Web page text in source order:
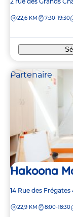
la
DISTANCE
22,6 KM 7:30-19:30
Partenaire
Hakoona
Adresse
la
14 Rue des Frégates
DISTANCE
22,9 KM 8:00-18:30